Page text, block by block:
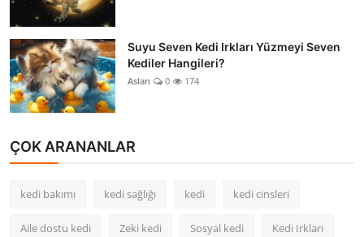
Suyu Seven Kedi Irkları Yüzmeyi Seven
Kediler Hangileri?
Aslan 0 174
ÇOK ARANANLAR
kedi bakımı kedi sağlığı kedi kedi cinsleri
Aile dostu kedi Zeki kedi Sosyal kedi Kedi Irkları